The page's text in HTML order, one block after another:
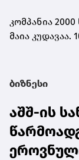
კომპანია
მაია კუდავაა.
ბიზნესი
აშშ-ის